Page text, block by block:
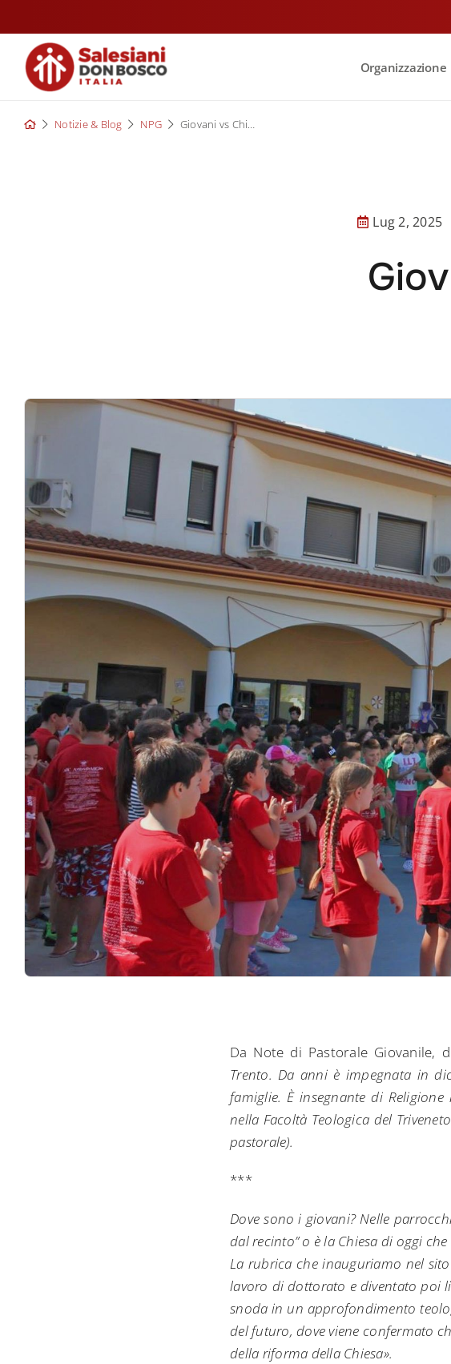
to
content
Organizzazione
Notizie & Blog NPG Giovani vs Chiesa?
Lug 2, 2025
Da Note di Pastorale Giovanile,
Trento. Da anni è impegnata in
famiglie. È insegnante di
nella Facoltà Teologica del
pastorale).
***
Dove sono i giovani? Nelle
dal recinto” o è la Chiesa di oggi
La rubrica che inauguriamo nel
lavoro di dottorato e diventato poi
snoda in un approfondimento
del futuro, dove viene confermato
della riforma della Chiesa».